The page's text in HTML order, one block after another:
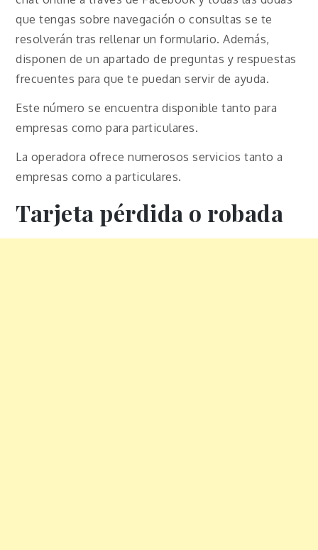
que tengas sobre navegación o consultas se te
resolverán tras rellenar un formulario. Además,
disponen de un apartado de preguntas y respuestas
frecuentes para que te puedan servir de ayuda.
Este número se encuentra disponible tanto para
empresas como para particulares.
La operadora ofrece numerosos servicios tanto a
empresas como a particulares.
Tarjeta pérdida o robada